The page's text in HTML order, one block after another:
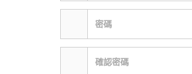
密碼
確認密碼